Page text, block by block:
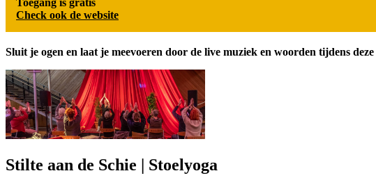
Check ook de website
Sluit je ogen en laat je meevoeren door de live muziek en woorden tijdens
Stilte aan de Schie | Stoelyoga